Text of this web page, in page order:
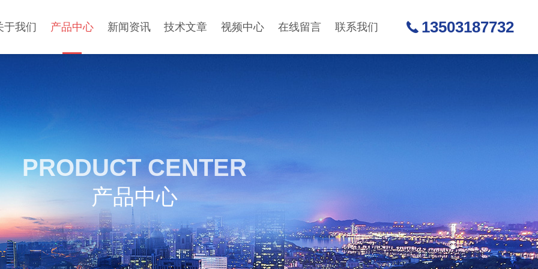
于我们 产品中心 新闻资讯 技术文章 视频中心 在线留言 联系我们 13503187732
PRODUCT CENTER
产品中心